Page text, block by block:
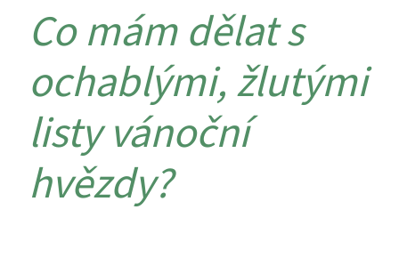
Co mám dělat s
ochablými, žlutými
listy vánoční
hvězdy?